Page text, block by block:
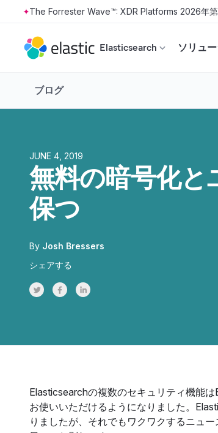
Skip to main content
The Forrester Wave™: XDR Platforms 2026年
Elasticsearch ソリュ
ブログ
JUNE 4, 2019
無料の暗号化と
保つ
By Josh Bressers
シェアする
Share on Twitter
Share on Facebook
Share on LinkedInr
Elasticsearchの複数のセキュリティ機能は
お使いいただけるようになりました。
りましたが、それでもワクワクするニュ